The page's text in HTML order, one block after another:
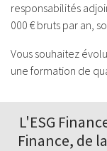
responsabilités
000 € bruts par an,
Vous souhaitez
une formation de
L'ESG
Finance, de